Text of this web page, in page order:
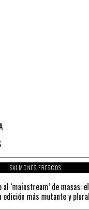
SALMONES FRESCOS
‘mainstream’ de masas:
edición más mutante y